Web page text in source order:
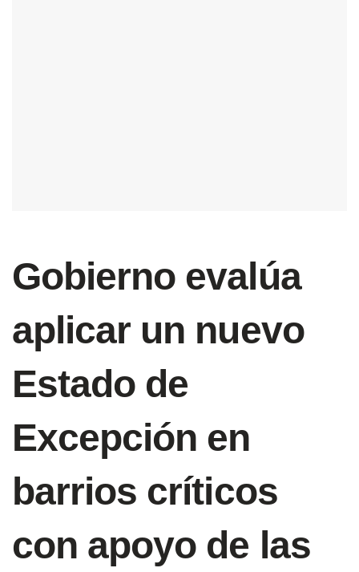
Gobierno evalúa
aplicar un nuevo
Estado de
Excepción en
barrios críticos
con apoyo de las